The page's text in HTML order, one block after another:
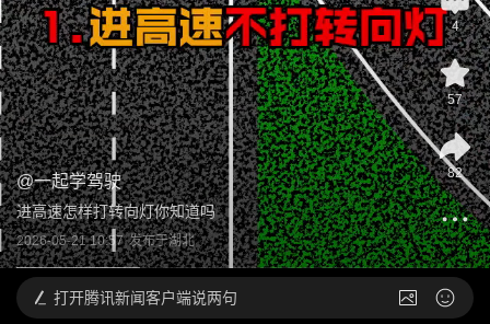
@一起学驾驶
进高速怎样打转向灯你知道吗
2026-05-21 10:57 发布于湖北
4
57
82
打开腾讯新闻客户端说两句